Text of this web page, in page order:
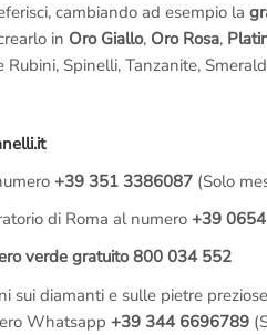
cambiando ad esempio la
in Oro Giallo, Oro Rosa,
Rubini, Spinelli, Tanzanite,
+39 351 3386087(Solo
di Roma al numero +39
verde gratuito 800 034 552
sui diamanti e sulle pietre
Whatsapp +39 344 6696789